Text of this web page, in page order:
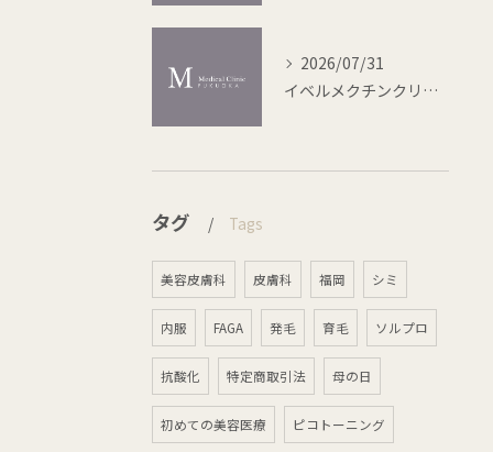
2026/07/31
イベルメクチンクリームの赤み治療効果とニキビダニ対策
タグ Tags
美容皮膚科 皮膚科 福岡 シミ
内服 FAGA 発毛 育毛 ソルプロ
抗酸化 特定商取引法 母の日
初めての美容医療 ピコトーニング